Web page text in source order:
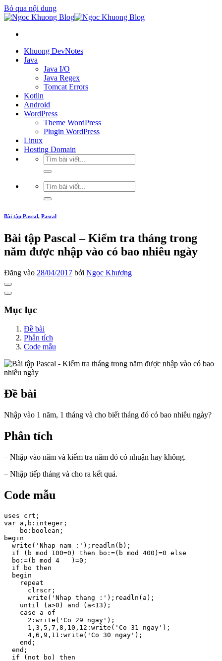
Bỏ qua nội dung
Khuong DevNotes
Java
Java I/O
Java Regex
Tomcat Errors
Kotlin
Android
WordPress
Theme WordPress
Plugin WordPress
Linux
Hosting Domain
Bài tập Pascal, Pascal
Bài tập Pascal – Kiểm tra tháng trong
năm được nhập vào có bao nhiêu ngày
Đăng vào 28/04/2017 bởi Ngọc Khương
Mục lục
Đề bài
Phân tích
Code mẫu
Đề bài
Nhập vào 1 năm, 1 tháng và cho biết tháng đó có bao nhiêu ngày?
Phân tích
– Nhập vào năm và kiểm tra năm đó có nhuận hay không.
– Nhập tiếp tháng và cho ra kết quả.
Code mẫu
uses crt;
var a,b:integer;
    bo:boolean;
begin
  write('Nhap nam :');readln(b);
  if (b mod 100=0) then bo:=(b mod 400)=0 else
  bo:=(b mod 4   )=0;
  if bo then
  begin
    repeat
      clrscr;
      write('Nhap thang :');readln(a);
    until (a>0) and (a<13);
    case a of
      2:write('Co 29 ngay');
      1,3,5,7,8,10,12:write('Co 31 ngay');
      4,6,9,11:write('Co 30 ngay');
    end;
  end;
  if (not bo) then